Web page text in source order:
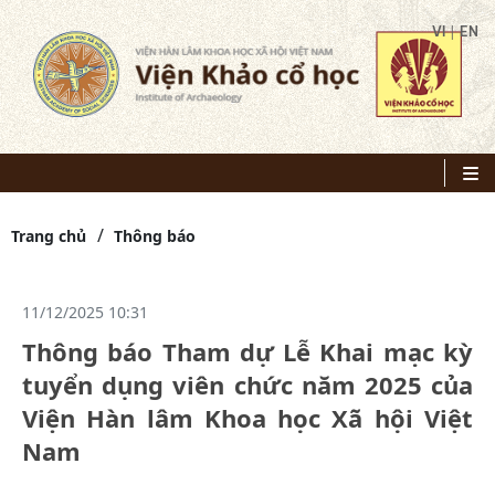
VI|EN
Trang chủ Thông báo
11/12/2025 10:31
Thông báo Tham dự Lễ Khai mạc kỳ
tuyển dụng viên chức năm 2025 của
Viện Hàn lâm Khoa học Xã hội Việt
Nam